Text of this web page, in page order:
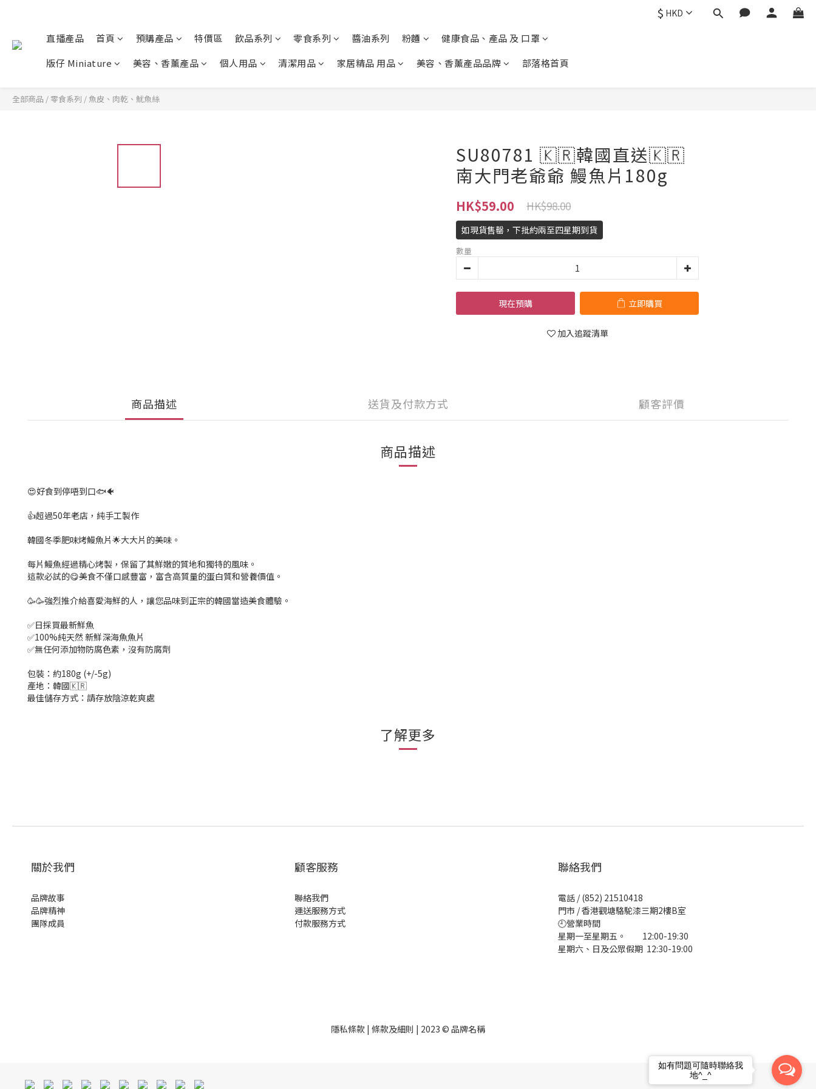
$ HKD
直播產品 首頁 預購產品 特價區 飲品系列 零食系列 醬油系列 粉麵
健康食品、產品 及 口罩
版仔 Miniature
美容、香薰產品 個人用品 清潔用品 家居精品 用品 美容、香薰產品品牌 部落格首頁
全部商品 / 零食系列 / 魚皮、肉乾、魷魚絲
SU80781 🇰🇷韓國直送🇰🇷
南大門老爺爺 鰻魚片180g
HK$59.00 HK$98.00
如現貨售罄，下批約兩至四星期到貨
數量
現在預購 立即購買
加入追蹤清單
商品描述 送貨及付款方式 顧客評價
商品描述
😍好食到停唔到口🐟🐠
👍超過50年老店，純手工製作
韓國冬季肥味烤鰻魚片🌟大大片的美味。
每片鰻魚經過精心烤製，保留了其鮮嫩的質地和獨特的風味。
這款必試的😋美食不僅口感豐富，富含高質量的蛋白質和營養價值。
🥳🥳強烈推介給喜愛海鮮的人，讓您品味到正宗的韓國當造美食體驗。
✅日採買最新鮮魚
✅100%純天然 新鮮深海魚魚片
✅無任何添加物防腐色素，沒有防腐劑
包裝：約180g (+/-5g)
產地：韓國🇰🇷
最佳儲存方式：請存放陰涼乾爽處
了解更多
關於我們
品牌故事
品牌精神
團隊成員
顧客服務
聯絡我們
運送服務方式
付款服務方式
聯絡我們
電話 / (852) 21510418
門市 / 香港觀塘駱駝漆三期2樓B室
🕘營業時間
星期一至星期五。 12:00-19:30
星期六、日及公眾假期 12:30-19:00
隱私條款 | 條款及細則 | 2023 © 品牌名稱
如有問題可隨時聯絡我
地^_^